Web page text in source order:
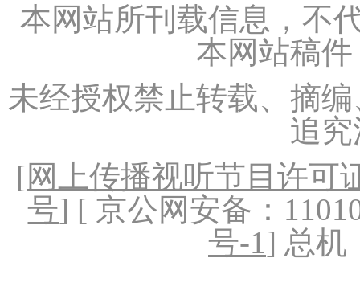
本网站所刊载信息，不
本网站稿
未经授权禁止转载、摘
追
[网上传播视听节目许可
号] [ 京公网安备：
号-1] 总机